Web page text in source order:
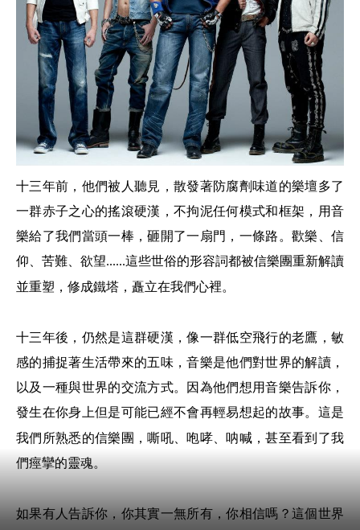
十三年前，他們被人聽見，散發著防腐劑味道的樂壇多了
一群赤子之心的搖滾硬漢，不拘泥任何模式和框架，用音
樂給了我們當頭一棒，砸開了一扇門，一條路。歡樂、信
仰、苦難、欲望......這些世俗的形容詞都被信樂團重新解讀
並重塑，修成鐵塔，矗立在我們心裡。
十三年後，仍然是這群硬漢，像一群低空飛行的老鷹，敏
感的捕捉著生活帶來的五味，音樂是他們對世界的解讀，
以及一種與世界的交流方式。因為他們想用音樂告訴你，
發生在你身上但是可能已經不會再輕易想起的故事。 這是
我們所熟悉的信樂團，嘶吼、咆哮、呐喊，甚至看到了我
們痙攣的靈魂。
如果有人告訴你，你其實一無所有，你相信嗎？這個世界